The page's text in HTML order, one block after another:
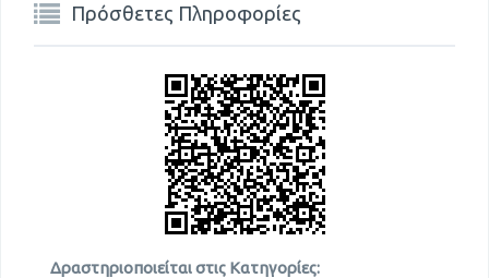
Πρόσθετες Πληροφορίες
Δραστηριοποιείται στις Κατηγορίες: